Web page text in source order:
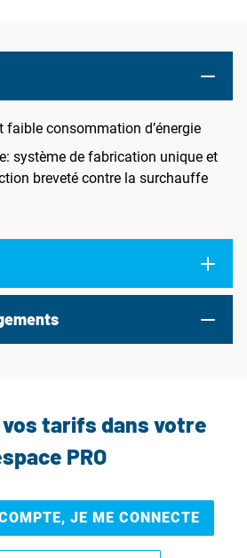
faible consommation d’énergie
système de fabrication unique et
breveté contre la surchauffe
tarifs dans votre
PRO
JE ME CONNECTE